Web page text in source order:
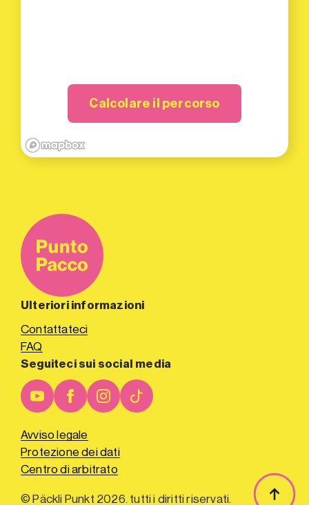
Calcolare il percorso
Ulteriori informazioni
Contattateci
FAQ
Seguiteci sui social media
Avviso legale
Protezione dei dati
Centro di arbitrato
© Päckli Punkt 2026. tutti i diritti riservati.